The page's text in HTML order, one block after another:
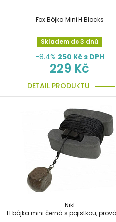
Fox Bójka Mini H Blocks
Skladem do 3 dnů
-8.4% 250Kč s DPH
229 Kč
DETAIL PRODUKTU
Nikl
H bójka mini černá s pojistkou,